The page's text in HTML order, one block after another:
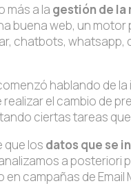
más a la gestión de la
buena web, un
chatbots, whatsapp,
hablando de
el cambio de
ciertas tareas
que los datos que se
a
campañas de